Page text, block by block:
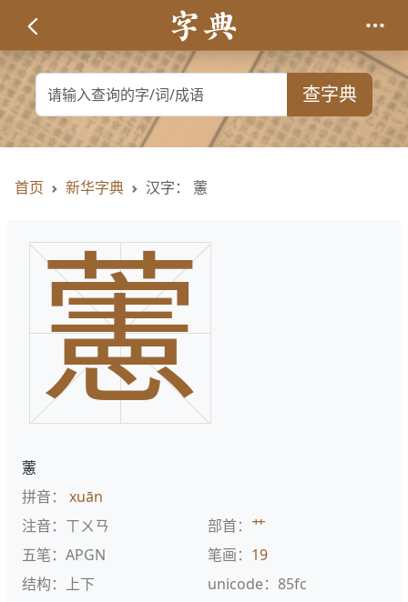
查字典
首页 新华字典 汉字： 藼
藼
藼
拼音： xuān
注音：ㄒㄨㄢ
部首： 艹
五笔：APGN
笔画： 19
结构：上下
unicode：85fc